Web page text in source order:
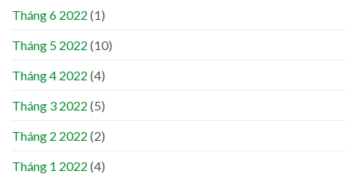
Tháng 6 2022 (1)
Tháng 5 2022 (10)
Tháng 4 2022 (4)
Tháng 3 2022 (5)
Tháng 2 2022 (2)
Tháng 1 2022 (4)